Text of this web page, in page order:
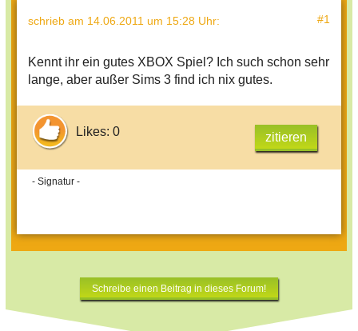
schrieb am 14.06.2011 um 15:28 Uhr: #1
Kennt ihr ein gutes XBOX Spiel? Ich such schon sehr
lange, aber außer Sims 3 find ich nix gutes.
Likes: 0 zitieren
- Signatur -
Schreibe einen Beitrag in dieses Forum!